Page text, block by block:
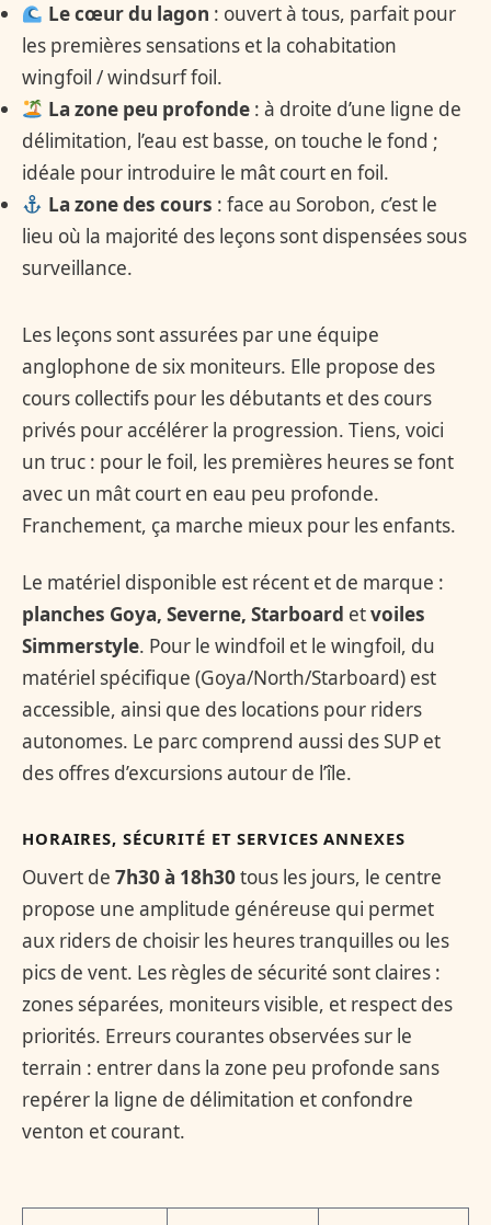
Le cœur du lagon : ouvert à tous, parfait pour
les premières sensations et la cohabitation
wingfoil / windsurf foil.
La zone peu profonde: à droite d’une ligne de
délimitation, l’eau est basse, on touche le fond ;
idéale pour introduire le mât court en foil.
La zone des cours : face au Sorobon, c’est le
lieu où la majorité des leçons sont dispensées sous
surveillance.
Les leçons sont assurées par une équipe
anglophone de six moniteurs. Elle propose des
cours collectifs pour les débutants et des cours
privés pour accélérer la progression. Tiens, voici
un truc : pour le foil, les premières heures se font
avec un mât court en eau peu profonde.
Franchement, ça marche mieux pour les enfants.
Le matériel disponible est récent et de marque :
planches Goya, Severne, Starboard etvoiles
Simmerstyle. Pour le windfoil et le wingfoil, du
matériel spécifique (Goya/North/Starboard) est
accessible, ainsi que des locations pour riders
autonomes. Le parc comprend aussi des SUP et
des offres d’excursions autour de l’île.
HORAIRES, SÉCURITÉ ET SERVICES ANNEXES
Ouvert de 7h30 à 18h30tous les jours, le centre
propose une amplitude généreuse qui permet
aux riders de choisir les heures tranquilles ou les
pics de vent. Les règles de sécurité sont claires :
zones séparées, moniteurs visible, et respect des
priorités. Erreurs courantes observées sur le
terrain : entrer dans la zone peu profonde sans
repérer la ligne de délimitation et confondre
venton et courant.